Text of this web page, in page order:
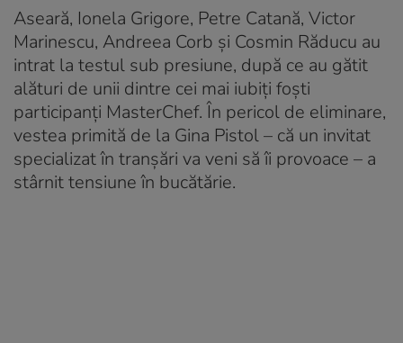
Aseară, Ionela Grigore, Petre Catană, Victor
Marinescu, Andreea Corb și Cosmin Răducu au
intrat la testul sub presiune, după ce au gătit
alături de unii dintre cei mai iubiți foști
participanți MasterChef. În pericol de eliminare,
vestea primită de la Gina Pistol – că un invitat
specializat în tranșări va veni să îi provoace – a
stârnit tensiune în bucătărie.